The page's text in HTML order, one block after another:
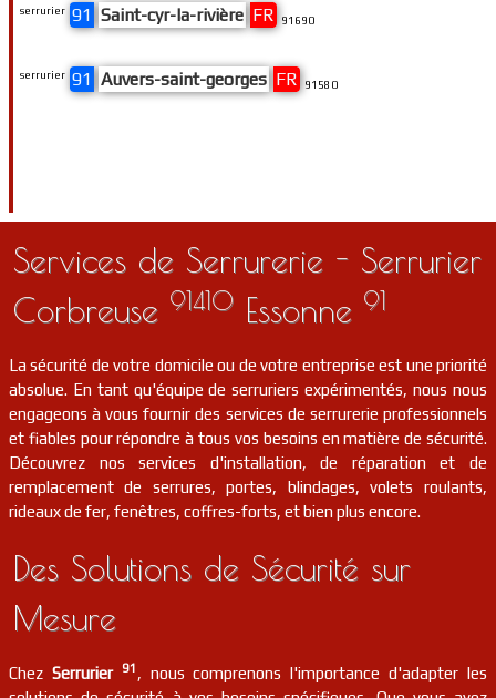
serrurier 91 Auvers-saint-georges FR 91580
serrurier 91 Saint-cyr-la-rivière FR 91690
Services de Serrurerie - Serrurier
Corbreuse 91410 Essonne 91
La sécurité de votre domicile ou de votre entreprise est une priorité
absolue. En tant qu'équipe de serruriers expérimentés, nous nous
engageons à vous fournir des services de serrurerie professionnels
et fiables pour répondre à tous vos besoins en matière de sécurité.
Découvrez nos services d'installation, de réparation et de
remplacement de serrures, portes, blindages, volets roulants,
rideaux de fer, fenêtres, coffres-forts, et bien plus encore.
Des Solutions de Sécurité sur
Mesure
Chez Serrurier 91 , nous comprenons l'importance d'adapter les